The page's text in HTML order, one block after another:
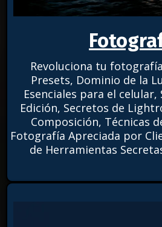
Revoluciona tu
Presets, Dominio de la
Esenciales para el celular,
Edición, Secretos de
Composición, Técnicas
Fotografía Apreciada por
de Herramientas